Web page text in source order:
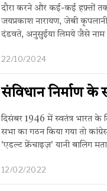
दौरा करने और कई-कई हफ़्तों
जयप्रकाश नारायण, जेबी
दंडवते, अनुसुईया लिमये जैसे नाम
22/10/2024
संविधान निर्माण के
दिसंबर 1946 में स्वतंत्र भारत
सभा का गठन किया गया तो
'एडल्ट फ्रेंचाइज़' यानी बालिग
12/02/2022